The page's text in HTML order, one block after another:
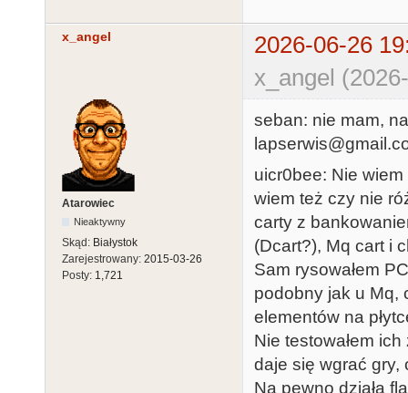
x_angel
2026-06-26
x_angel
Atarowiec
Nieaktywny
Skąd: Białystok
Zarejestrowany: 2015-03-26
Posty: 1,721
seban: nie mam,
uicr0bee: Nie
wiem też czy nie
carty z
(Dcart?), Mq cart i
Sam rysowałem
podobny jak u Mq,
elementów na
Nie testowałem
daje się wgrać gry,
Na pewno działa